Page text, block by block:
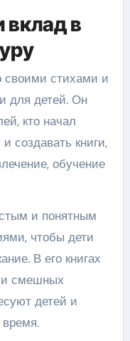
вклад в
своими стихами и
для детей. Он
кто начал
создавать книги,
обучение
и понятным
чтобы дети
В его книгах
и смешных
детей и